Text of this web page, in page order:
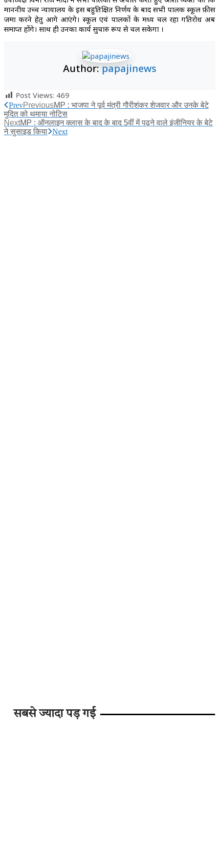
माननीय उच्च न्यायालय के इस बहुप्रतिक्षित निर्णय के बाद सभी पालक स्कूल फ़ीस
जमा करने हेतु आगे आएंगे। स्कूल एवं पालकों के मध्य चल रहा गतिरोध अब
समाप्त होंगे। साथ ही उनका कार्य सुचारु रूप से चल सकेगा ।
Author:papajinews
Post Views: 469
PrevPreviousMP : भाजपा ने पूर्व मंत्री गौरीशंकर शेजवार और उनके बेटे
मुदित को थमाया नोटिस
NextMP : ऑनलाइन क्लास के बाद के बाद 5वीं में पढ़ने वाले इंजीनियर के बेटे
ने सुसाइड किया Next
सबसे ज्यादा पड़ गई